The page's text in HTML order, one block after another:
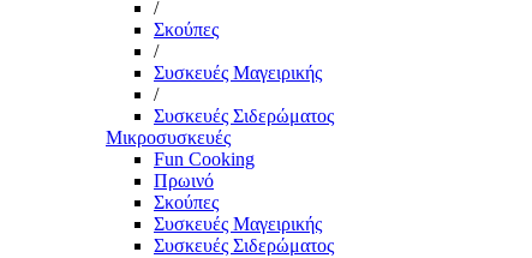
/
Σκούπες
/
Συσκευές Μαγειρικής
/
Συσκευές Σιδερώματος
Μικροσυσκευές
Fun Cooking
Πρωινό
Σκούπες
Συσκευές Μαγειρικής
Συσκευές Σιδερώματος